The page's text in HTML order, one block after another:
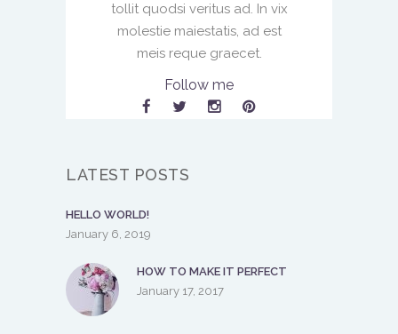
tollit quodsi veritus ad. In vix
molestie maiestatis, ad est
meis reque graecet.
Follow me
LATEST POSTS
HELLO WORLD!
January 6, 2019
HOW TO MAKE IT PERFECT
January 17, 2017